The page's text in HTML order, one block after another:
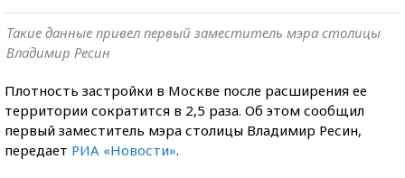
Такие данные привел первый заместитель мэра столицы
Владимир Ресин
Плотность застройки в Москве после расширения ее
территории сократится в 2,5 раза. Об этом сообщил
первый заместитель мэра столицы Владимир Ресин,
передает РИА «Новости».